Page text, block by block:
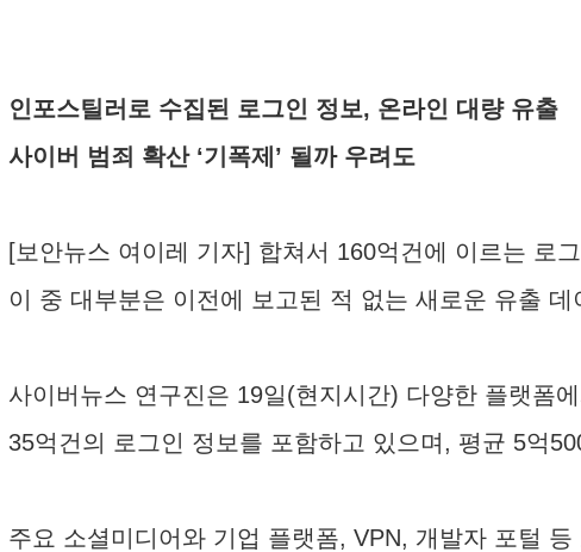
인포스틸러로 수집된 로그인 정보, 온라인 대량 유출
사이버 범죄 확산 ‘기폭제’ 될까 우려도
[보안뉴스 여이레 기자] 합쳐서 160억건에 이르는 로
이 중 대부분은 이전에 보고된 적 없는 새로운 유출 데
사이버뉴스 연구진은 19일(현지시간) 다양한 플랫폼
35억건의 로그인 정보를 포함하고 있으며, 평균 5억
주요 소셜미디어와 기업 플랫폼, VPN, 개발자 포털